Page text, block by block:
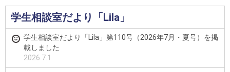
学生相談室だより「Lila」
学生相談室だより「Lila」第110号（2026年7月・夏号）を掲
載しました
2026.7.1